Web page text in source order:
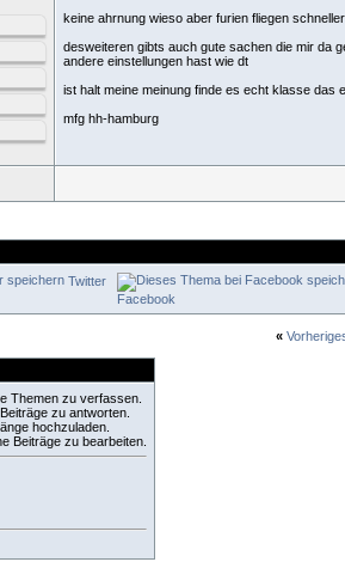
keine ahrnung wieso aber furien fliegen
desweiteren gibts auch gute sachen die mir da
andere einstellungen hast wie dt
ist halt meine meinung finde es echt klasse das
mfg hh-hamburg
Twitter
Facebook
«
Themen zu verfassen.
Beiträge zu antworten.
hochzuladen.
Beiträge zu bearbeiten.